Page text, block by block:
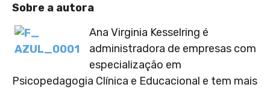
Sobre a autora
Ana Virginia Kesselring é
administradora de empresas com
especialização em
Psicopedagogia Clínica e Educacional e tem mais